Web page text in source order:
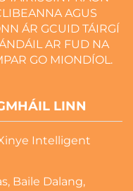
AGUS
ÁR GCUID TÁIRGÍ
AR FUD NA
GO MIONDÍOL.
LINN
Intelligent
Baile Dalang,